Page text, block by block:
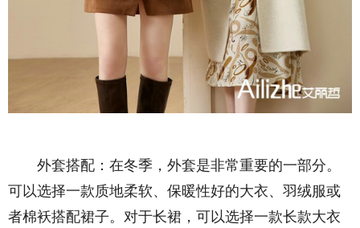
外套搭配：在冬季，外套是非常重要的一部分。
可以选择一款质地柔软、保暖性好的大衣、羽绒服或
者棉袄搭配裙子。对于长裙，可以选择一款长款大衣